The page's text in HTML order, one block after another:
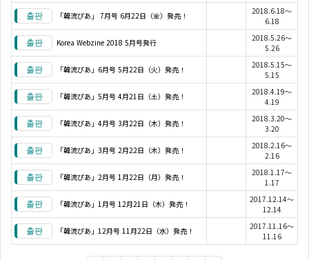
「韓流ぴあ」 7月号 6月22日（金）発売！
2018.6.18～
6.18
Korea Webzine 2018 5月号発行
2018.5.26～
5.26
「韓流ぴあ」6月号 5月22日（火）発売！
2018.5.15～
5.15
「韓流ぴあ」5月号 4月21日（土）発売！
2018.4.19～
4.19
「韓流ぴあ」4月号 3月22日（木）発売！
2018.3.20～
3.20
「韓流ぴあ」3月号 2月22日（木）発売！
2018.2.16～
2.16
「韓流ぴあ」2月号 1月22日（月）発売！
2018.1.17～
1.17
「韓流ぴあ」1月号 12月21日（木）発売！
2017.12.14～
12.14
「韓流ぴあ」12月号 11月22日（水）発売！
2017.11.16～
11.16